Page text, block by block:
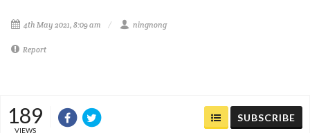
4th May 2021, 8:09 am ningnong
Report
189
VIEWS
SUBSCRIBE